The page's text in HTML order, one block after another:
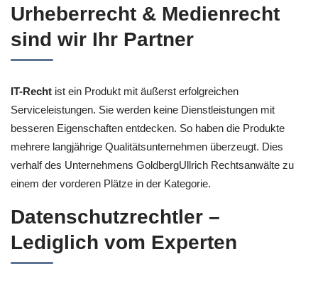
Urheberrecht & Medienrecht
sind wir Ihr Partner
IT-Recht ist ein Produkt mit äußerst erfolgreichen
Serviceleistungen. Sie werden keine Dienstleistungen mit
besseren Eigenschaften entdecken. So haben die Produkte
mehrere langjährige Qualitätsunternehmen überzeugt. Dies
verhalf des Unternehmens GoldbergUllrich Rechtsanwälte zu
einem der vorderen Plätze in der Kategorie.
Datenschutzrechtler –
Lediglich vom Experten